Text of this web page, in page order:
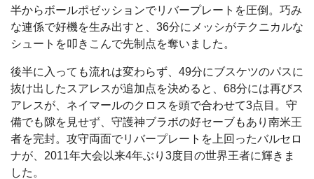
半からボールポゼッションでリバープレートを圧倒。巧み
な連係で好機を生み出すと、36分にメッシがテクニカルな
シュートを叩きこんで先制点を奪いました。
後半に入っても流れは変わらず、49分にブスケツのパスに
抜け出したスアレスが追加点を決めると、68分には再びス
アレスが、ネイマールのクロスを頭で合わせて3点目。守
備でも隙を見せず、守護神ブラボの好セーブもあり南米王
者を完封。攻守両面でリバープレートを上回ったバルセロ
ナが、2011年大会以来4年ぶり3度目の世界王者に輝きま
した。